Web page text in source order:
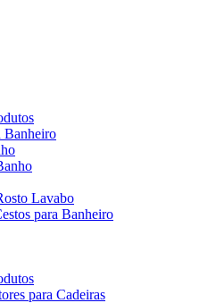
Banheiro
Lavabo
para Banheiro
para Cadeiras